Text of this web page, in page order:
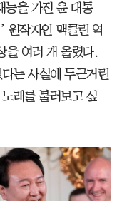
능을 가진 윤 대통
원작자인 맥클린 역
을 여러 개 올렸다.
는 사실에 두근거린
래를 불러보고 싶